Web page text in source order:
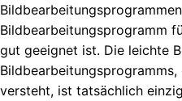
Bildbearbeitungsprogramm
gut geeignet ist. Die leichte
versteht, ist tatsächlich